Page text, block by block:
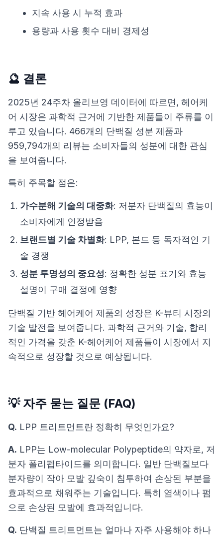
지속 사용 시 누적 효과
용량과 사용 횟수 대비 경제성
🔮 결론
2025년 24주차 올리브영 데이터에 따르면, 헤어케
어 시장은 과학적 근거에 기반한 제품들이 주류를 이
루고 있습니다. 466개의 단백질 성분 제품과
959,794개의 리뷰는 소비자들의 성분에 대한 관심
을 보여줍니다.
특히 주목할 점은:
가수분해 기술의 대중화: 저분자 단백질의 효능이
소비자에게 인정받음
브랜드별 기술 차별화: LPP, 본드 등 독자적인 기
술 경쟁
성분 투명성의 중요성: 정확한 성분 표기와 효능
설명이 구매 결정에 영향
단백질 기반 헤어케어 제품의 성장은 K-뷰티 시장의
기술 발전을 보여줍니다. 과학적 근거와 기술, 합리
적인 가격을 갖춘 K-헤어케어 제품들이 시장에서 지
속적으로 성장할 것으로 예상됩니다.
💡 자주 묻는 질문 (FAQ)
Q. LPP 트리트먼트란 정확히 무엇인가요?
A. LPP는 Low-molecular Polypeptide의 약자로, 저
분자 폴리펩타이드를 의미합니다. 일반 단백질보다
분자량이 작아 모발 깊숙이 침투하여 손상된 부분을
효과적으로 채워주는 기술입니다. 특히 염색이나 펌
으로 손상된 모발에 효과적입니다.
Q. 단백질 트리트먼트는 얼마나 자주 사용해야 하나